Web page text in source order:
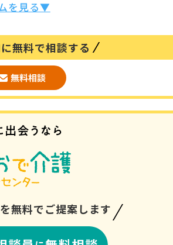
を見る▼
無料で相談する
無料でご提案します